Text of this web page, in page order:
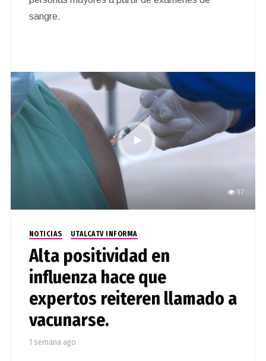
sangre.
97
NOTICIAS UTALCATV INFORMA
Alta positividad en
influenza hace que
expertos reiteren llamado a
vacunarse.
1 semana ago